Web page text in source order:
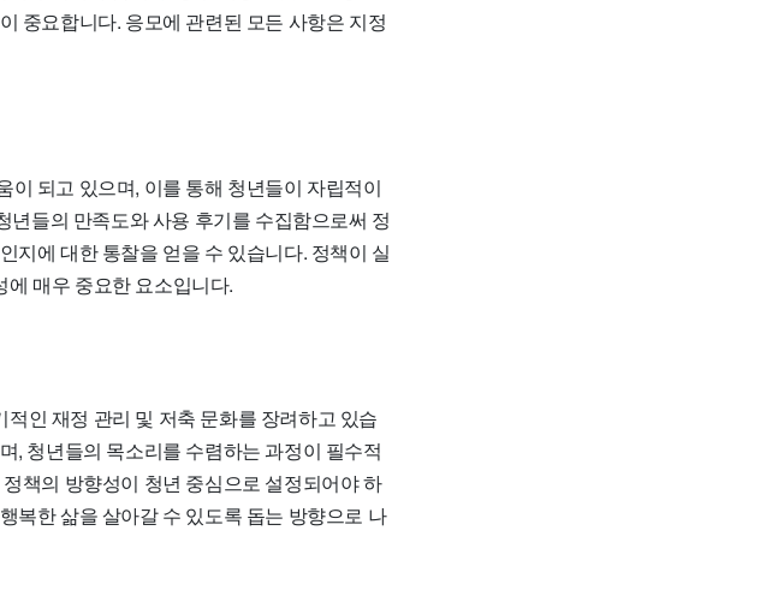
중요합니다. 응모에 관련된 모든 사항은 지정
되고 있으며, 이를 통해 청년들이 자립적이
들의 만족도와 사용 후기를 수집함으로써 정
지에 대한 통찰을 얻을 수 있습니다. 정책이 실
매우 중요한 요소입니다.
인 재정 관리 및 저축 문화를 장려하고 있습
, 청년들의 목소리를 수렴하는 과정이 필수적
책의 방향성이 청년 중심으로 설정되어야 하
복한 삶을 살아갈 수 있도록 돕는 방향으로 나